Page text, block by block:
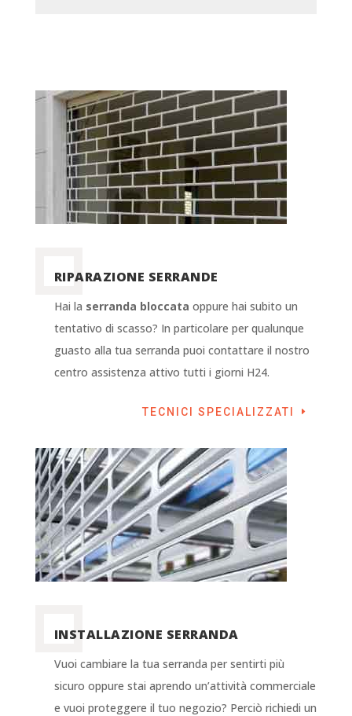
RIPARAZIONE SERRANDE
Hai la serranda bloccata oppure hai subito un
tentativo di scasso? In particolare per qualunque
guasto alla tua serranda puoi contattare il nostro
centro assistenza attivo tutti i giorni H24.
TECNICI SPECIALIZZATI
INSTALLAZIONE SERRANDA
Vuoi cambiare la tua serranda per sentirti più
sicuro oppure stai aprendo un’attività commerciale
e vuoi proteggere il tuo negozio? Perciò richiedi un